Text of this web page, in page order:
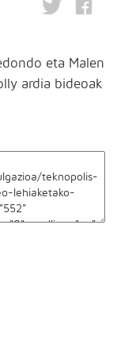
eta Malen
ardia bideoak